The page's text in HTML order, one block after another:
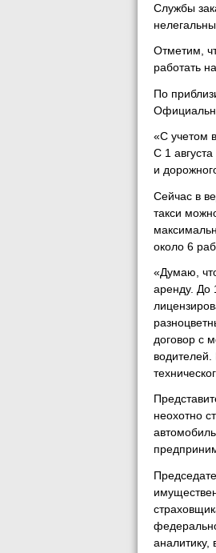
Службы
Отметим,
работать
По
«С учетом
С 1
и
Сейчас в
такси
около 6
«Думаю,
аренду. До
договор с
неохотно
аналитику,